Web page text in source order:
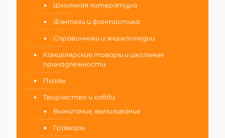
Школьная литература
Фэнтези и фантастика
Справочники и энциклопедии
Канцелярские товары и школьные
принадлежности
Пазлы
Творчество и хобби
Выжигание, выпиливание
Гравюры